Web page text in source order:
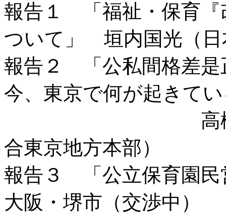
報告１ 「福祉・保育『
ついて」 垣内国光（日
報告２ 「公私間格差是
今、東京で何が起きて
高橋睦美（全
合東京地方本部）
報告３ 「公立保育
大阪・堺市（交渉中）